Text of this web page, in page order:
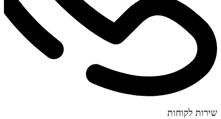
שירות לקוחות